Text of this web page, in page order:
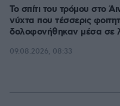
Το σπίτι του τρόμου στο
νύχτα που τέσσερις
δολοφονήθηκαν μέσα σε
09.08.2026, 08:33